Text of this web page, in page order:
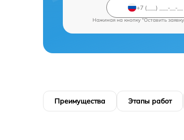
Нажимая на кнопку "Оставить
Преимущества Этапы работ